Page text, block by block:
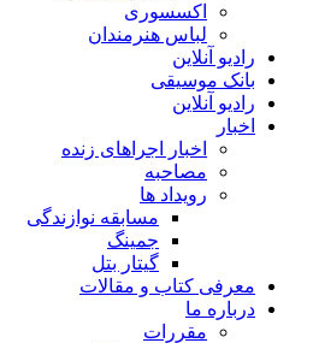
اکسسوری
لباس هنرمندان
رادیو آنلاین
بانک موسیقی
رادیو آنلاین
اخبار
اخبار اجراهای زنده
مصاحبه
رویداد ها
مسابقه نوازندگی
جمینگ
گیتار بتل
معرفی کتاب و مقالات
درباره ما
مقررات